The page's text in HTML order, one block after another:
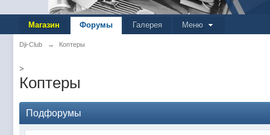
Магазин Форумы Галерея Меню
Dji-Club → Коптеры
>
Коптеры
Подфорумы